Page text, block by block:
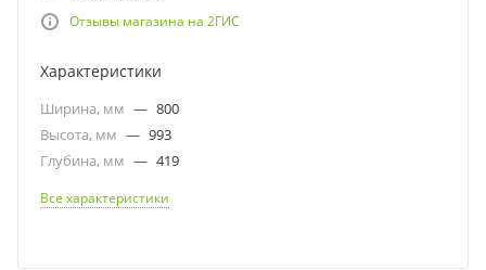
Отзывы магазина на 2ГИС
Характеристики
Ширина, мм — 800
Высота, мм — 993
Глубина, мм — 419
Все характеристики